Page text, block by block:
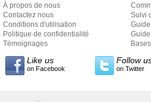
À propos de nous
Contactez nous
Conditions d'utilisation
Politique de confidentialité
Témoignages
Suivi
style
Like us
on Facebook
Follow
on Twitter